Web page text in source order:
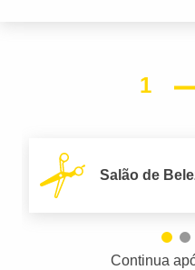
1
Salão de
Continua